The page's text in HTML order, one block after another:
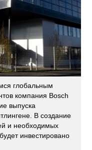
глобальным
компания Bosch
выпуска
В создание
и необходимых
инвестировано